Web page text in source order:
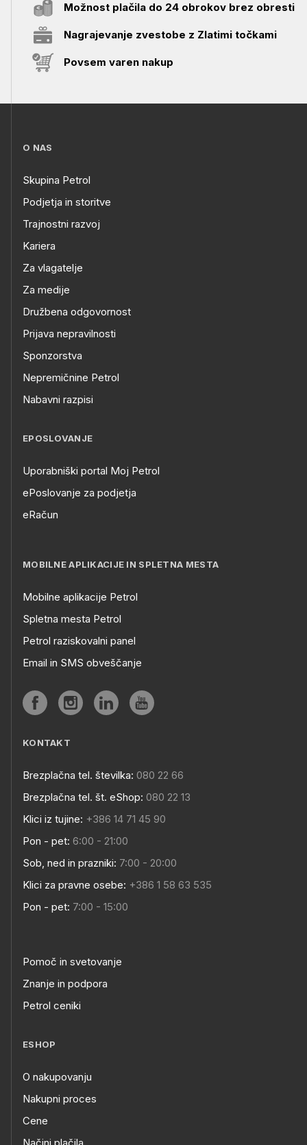
Možnost plačila do 24 obrokov brez obresti
Nagrajevanje zvestobe z Zlatimi točkami
Povsem varen nakup
O NAS
Skupina Petrol
Podjetja in storitve
Trajnostni razvoj
Kariera
Za vlagatelje
Za medije
Družbena odgovornost
Prijava nepravilnosti
Sponzorstva
Nepremičnine Petrol
Nabavni razpisi
EPOSLOVANJE
Uporabniški portal Moj Petrol
ePoslovanje za podjetja
eRačun
MOBILNE APLIKACIJE IN SPLETNA MESTA
Mobilne aplikacije Petrol
Spletna mesta Petrol
Petrol raziskovalni panel
Email in SMS obveščanje
KONTAKT
Brezplačna tel. številka: 080 22 66
Brezplačna tel. št. eShop: 080 22 13
Klici iz tujine: +386 14 71 45 90
Pon - pet: 6:00 - 21:00
Sob, ned in prazniki: 7:00 - 20:00
Klici za pravne osebe: +386 1 58 63 535
Pon - pet: 7:00 - 15:00
Pomoč in svetovanje
Znanje in podpora
Petrol ceniki
ESHOP
O nakupovanju
Nakupni proces
Cene